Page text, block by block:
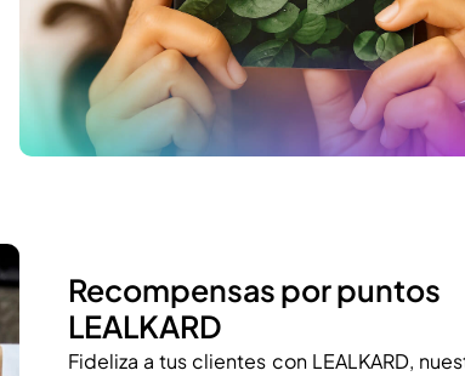
Recompensas por puntos
LEALKARD
Fideliza a tus clientes con LEALKARD,